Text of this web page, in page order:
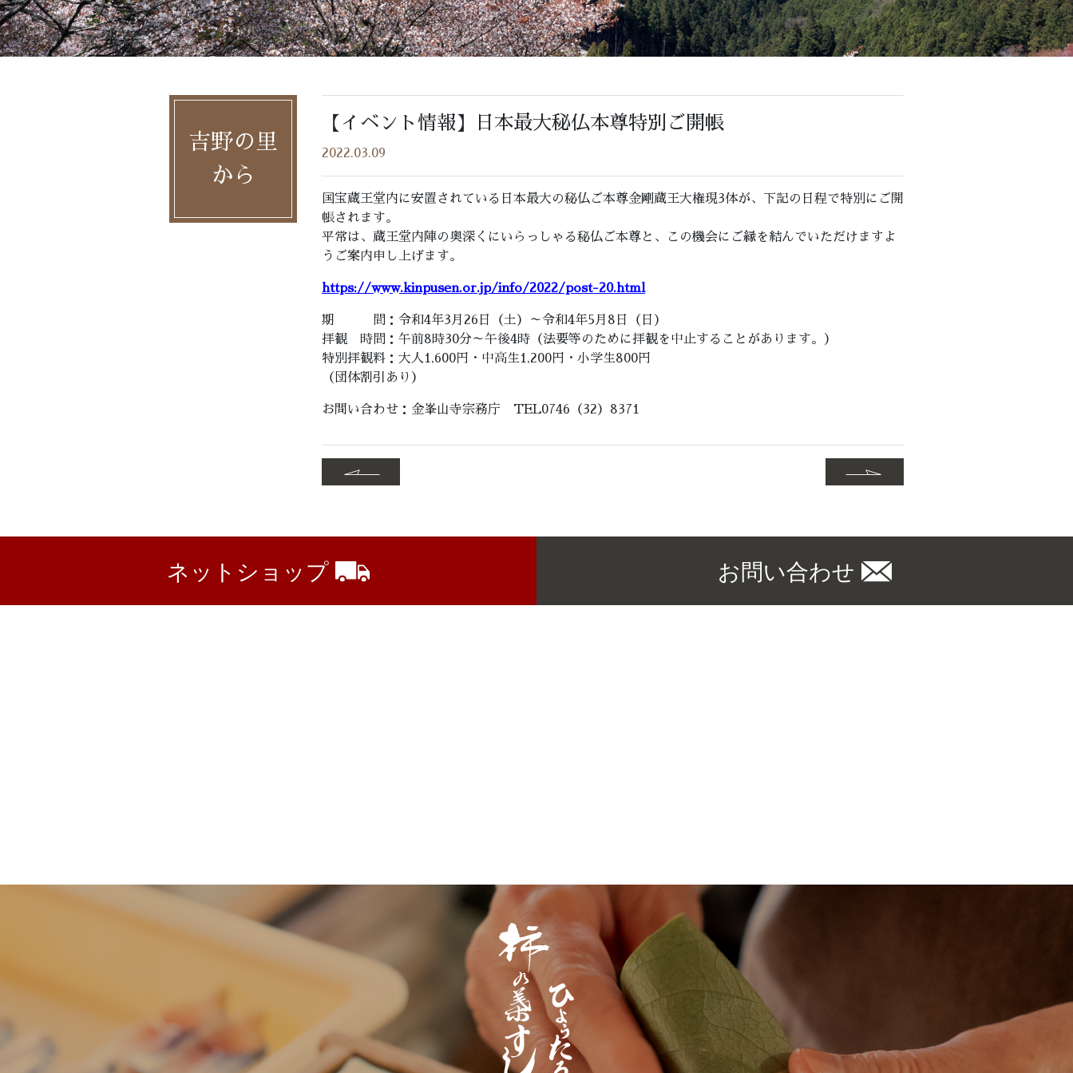
吉野の里
から
【イベント情報】日本最大秘仏本尊特別ご開帳
2022.03.09
国宝蔵王堂内に安置されている日本最大の秘仏ご本尊金剛蔵王大権現3体が、下記の日程で特別にご開
帳されます。
平常は、蔵王堂内陣の奥深くにいらっしゃる秘仏ご本尊と、この機会にご縁を結んでいただけますよ
うご案内申し上げます。
https://www.kinpusen.or.jp/info/2022/post-20.html
期 間：令和4年3月26日（土）～令和4年5月8日（日）
拝観 時間：午前8時30分～午後4時（法要等のために拝観を中止することがあります。）
特別拝観料：大人1,600円・中高生1,200円・小学生800円
（団体割引あり）
お問い合わせ：金峯山寺宗務庁 TEL0746（32）8371
ネットショップ お問い合わせ